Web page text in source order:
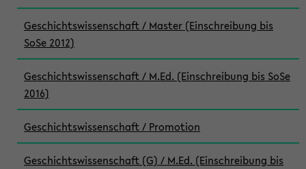
Geschichtswissenschaft / Master (Einschreibung bis
SoSe 2012)
Geschichtswissenschaft / M.Ed. (Einschreibung bis SoSe
2016)
Geschichtswissenschaft / Promotion
Geschichtswissenschaft (G) / M.Ed. (Einschreibung bis